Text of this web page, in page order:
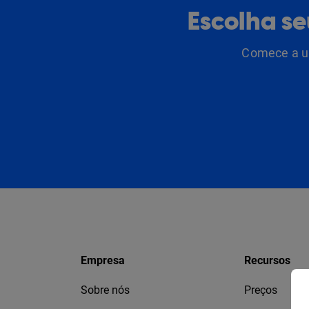
Escolha
Comece a
Empresa
Sobre nós
Recursos
Preços